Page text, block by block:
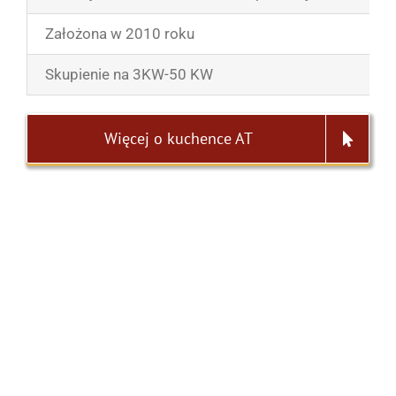
Założona w 2010 roku
Skupienie na 3KW-50 KW
Więcej o kuchence AT